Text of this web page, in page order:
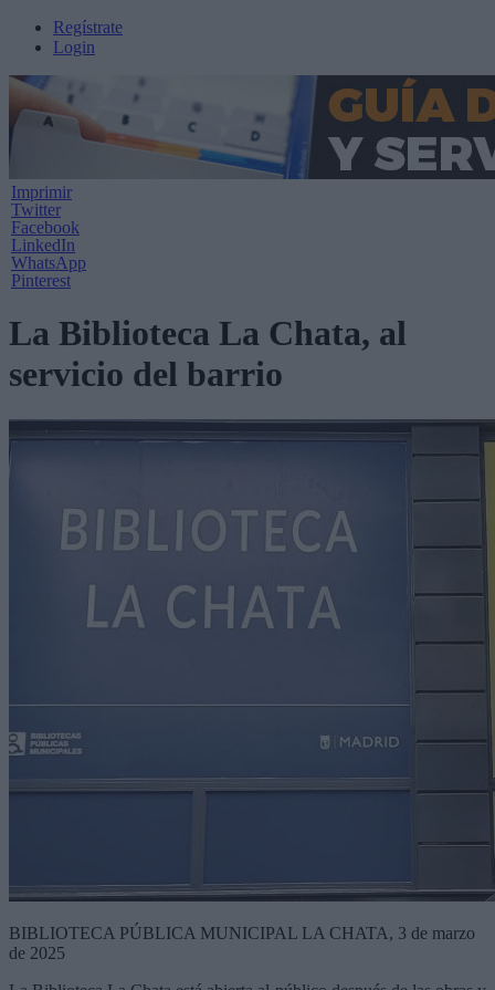
Regístrate
Login
Imprimir
Twitter
Facebook
LinkedIn
WhatsApp
Pinterest
La Biblioteca La Chata, al
servicio del barrio
BIBLIOTECA PÚBLICA MUNICIPAL LA CHATA, 3 de marzo
de 2025